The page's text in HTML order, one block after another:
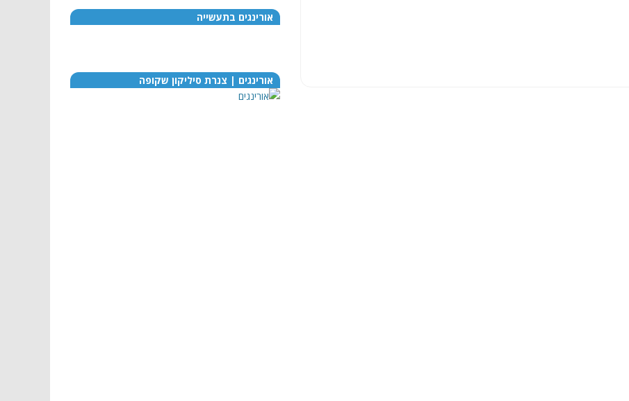
אורינגים בתעשייה
אורינגים | צנרת סיליקון שקופה